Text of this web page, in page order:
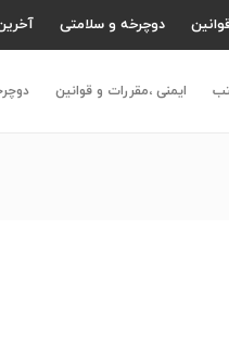
دوچرخه و سلامتی
ایمنی ،مقررات و قوانین